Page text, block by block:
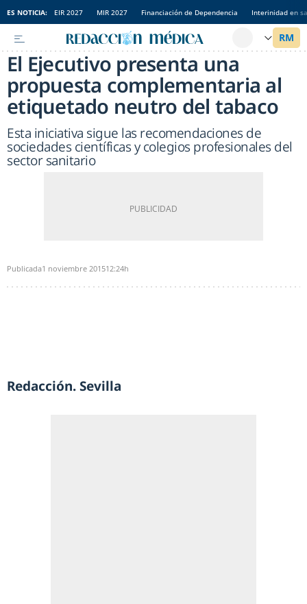
ES NOTICIA: EIR 2027 MIR 2027 Financiación de Dependencia Interinidad en
El Ejecutivo presenta una
propuesta complementaria al
etiquetado neutro del tabaco
Esta iniciativa sigue las recomendaciones de
sociedades científicas y colegios profesionales del
sector sanitario
Publicada1 noviembre 201512:24h
Redacción. Sevilla